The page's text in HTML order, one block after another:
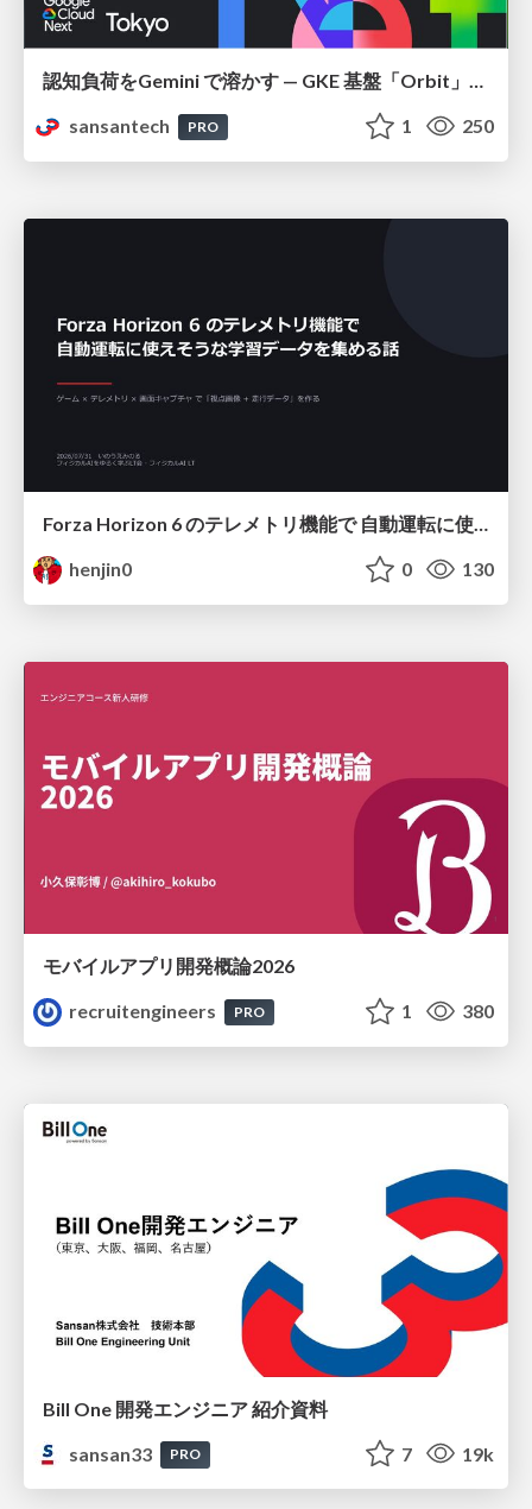
認知負荷をGemini で溶かす — GKE 基盤「Orbit」における AI エージェントの実践
sansantech
PRO 1 250
henjin0
0 130
モバイルアプリ開発概論2026
recruitengineers
PRO 1 380
Bill One 開発エンジニア 紹介資料
sansan33
PRO 7 19k